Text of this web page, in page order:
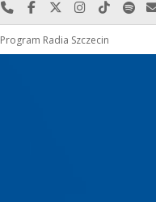
Najlepiej po prostu do nas
Odwiedź nas na
Odwiedź nas na X
Odwiedź
Program Radia Szczecin